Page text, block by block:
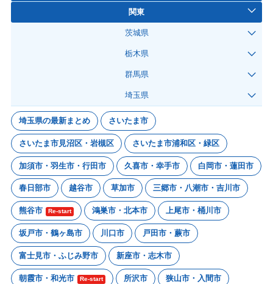
関東
茨城県
栃木県
群馬県
埼玉県
埼玉県の最新まとめ さいたま市
さいたま市見沼区・岩槻区 さいたま市浦和区・緑区
加須市・羽生市・行田市 久喜市・幸手市 白岡市・蓮田市
春日部市 越谷市 草加市 三郷市・八潮市・吉川市
熊谷市 Re-start 鴻巣市・北本市 上尾市・桶川市
坂戸市・鶴ヶ島市 川口市 戸田市・蕨市
富士見市・ふじみ野市 新座市・志木市
朝霞市・和光市 Re-start 所沢市 狭山市・入間市